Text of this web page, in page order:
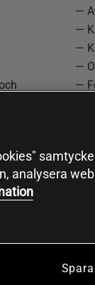
—
—
—
—
—
analysera